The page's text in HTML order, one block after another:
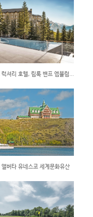
캐나다 밴프 럭셔리 호텔, 림록 밴프 엠블럼스 컬렉션｜2026년 리뉴얼 오픈·객실·다이닝·인피니티 풀, 캐나다 밴프여행
버타 유네스코 세계문화유산